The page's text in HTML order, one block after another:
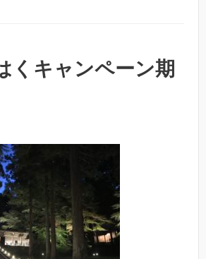
くキャンペーン期